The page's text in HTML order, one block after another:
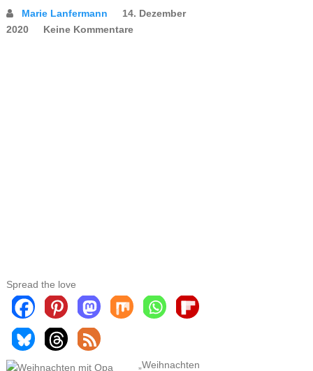
Marie Lanfermann
14. Dezember
2020
Keine Kommentare
Spread the love
„Weihnachten